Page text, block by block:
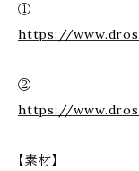
①
https://
②
https://
【素材】